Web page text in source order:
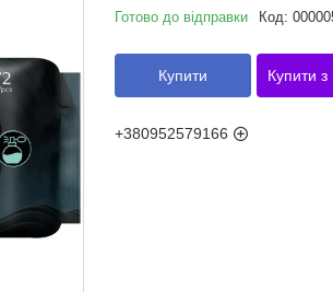
Готово до відправки
Код:
Купити Купити з
+380952579166